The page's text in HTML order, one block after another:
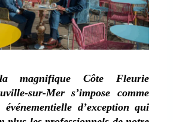
magnifique Côte Fleurie
sur-Mer s’impose comme
d’exception qui